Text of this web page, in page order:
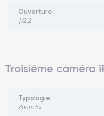
Ouverture
ƒ/2.2
Troisième caméra
Typologie
Zoom 5x